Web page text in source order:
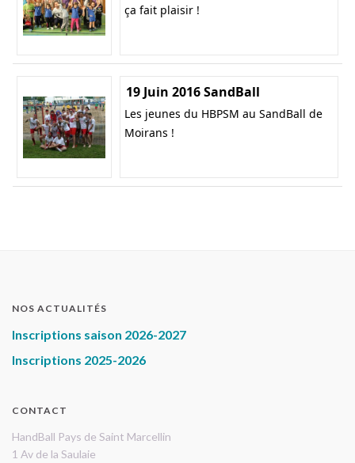
ça fait plaisir !
19 Juin 2016 SandBall
Les jeunes du HBPSM au SandBall de
Moirans !
NOS ACTUALITÉS
Inscriptions saison 2026-2027
Inscriptions 2025-2026
CONTACT
HandBall Pays de Saint Marcellin
1 Av de la Saulaie